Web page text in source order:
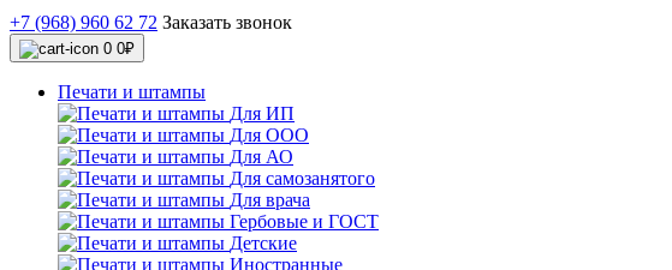
+7 (968) 960 62 72 Заказать звонок
0 0₽
Печати и штампы
Для ИП
Для ООО
Для АО
Для самозанятого
Для врача
Гербовые и ГОСТ
Детские
Иностранные